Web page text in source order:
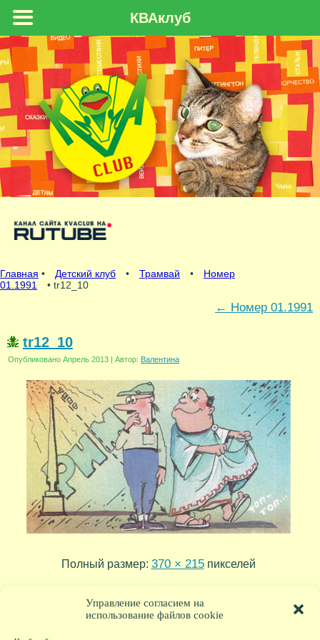
Управление согласием на
использование файлов cookie
Главная • Детский клуб • Трамвай •
Номер
01.1991
• tr12_10
← Номер 01.1991
tr12_10
Опубликовано Апрель 2013 | Автор: Валентина
Полный размер: 370 × 215пикселей
КВАклуб